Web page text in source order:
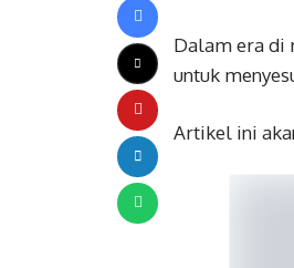
Dalam era di
untuk
Artikel ini